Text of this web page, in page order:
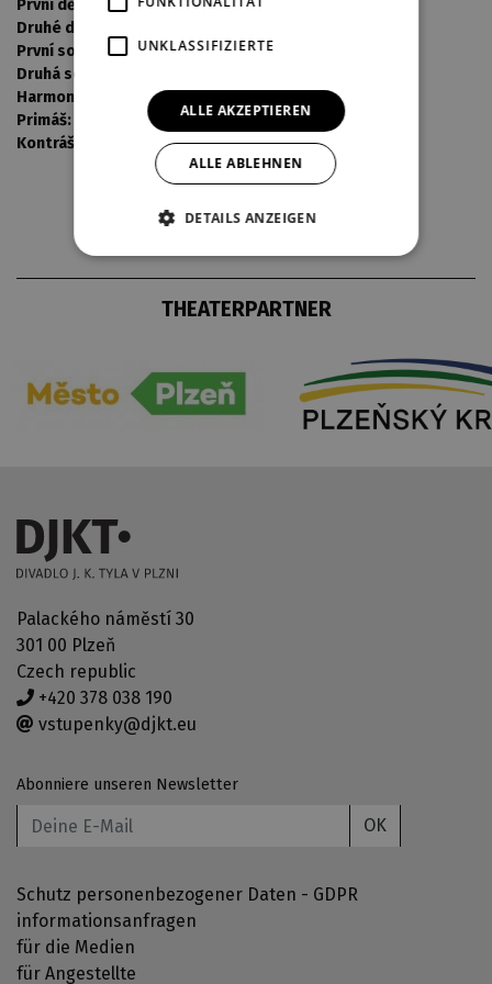
První děvče, Dělnice: Vašků Veronika j.h.
Druhé děvče, Dělnice:
První sousedka, Furie, Dělnice: Holubová Veronika j.h
Druhá sousedka, Furie, Dělnice:
Harmonikář:
Václav Soubusta / Vacek Petr j.h.
Primáš:
Jaroslav Brož
Kontráš:
Dudás Petr j.h. / Čmelák Jan j.h.
THEATERPARTNER
Palackého náměstí 30
301 00 Plzeň
Czech republic
+420 378 038 190
vstupenky@djkt.eu
Abonniere unseren Newsletter
OK
Schutz personenbezogener Daten - GDPR
informationsanfragen
für die Medien
für Angestellte
UNKLASSIFIZIERTE
ALLE AKZEPTIEREN
ALLE ABLEHNEN
DETAILS ANZEIGEN